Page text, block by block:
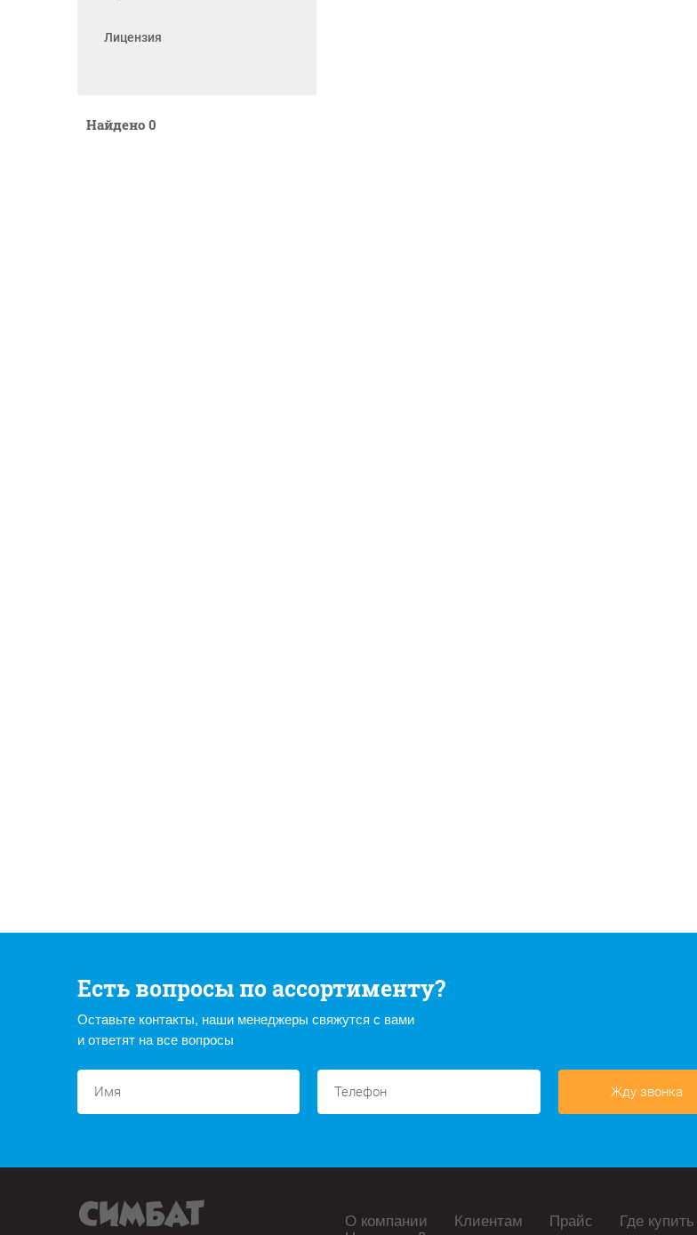
Лицензия
Найдено 0
Есть вопросы по ассортименту?
Оставьте контакты, наши менеджеры свяжутся с вами
и ответят на все вопросы
Жду звонка
О компании Клиентам Прайс Где купить